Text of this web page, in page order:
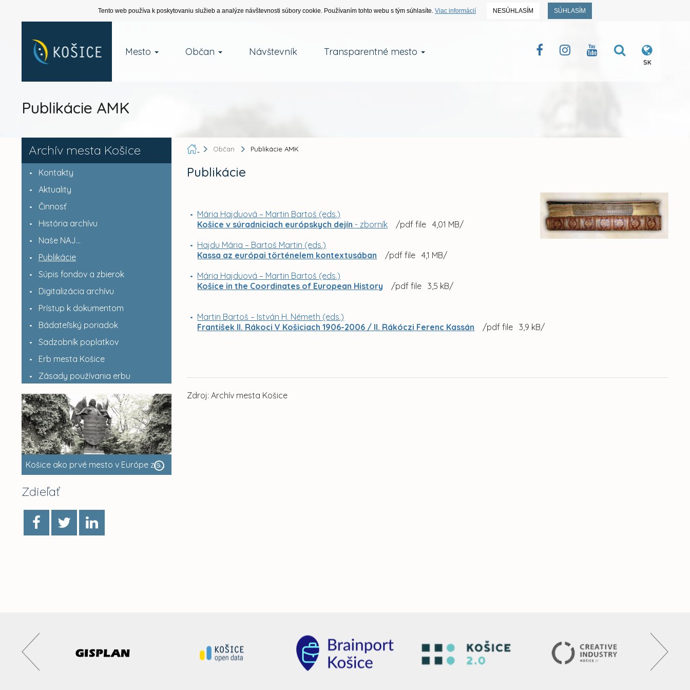
Tento web používa k poskytovaniu služieb a analýze návštevnosti súbory cookie. Používaním tohto webu s tým súhlasíte. Viac informácií NESÚHLASÍM SÚHLASÍM
Mesto Občan Návštevník Transparentné mesto
SK
Publikácie AMK
Archív mesta Košice
Kontakty
Aktuality
Činnosť
História archívu
Naše NAJ...
Publikácie
Súpis fondov a zbierok
Digitalizácia archívu
Prístup k dokumentom
Bádateľský poriadok
Sadzobník poplatkov
Erb mesta Košice
Zásady používania erbu
Košice ako prvé mesto v Európe získalo vlastný erb
Zdieľať
Občan Publikácie AMK
Publikácie
Mária Hajduová – Martin Bartoš (eds.)
Košice v súradniciach európskych dejín - zborník /pdf file 4,01 MB/
Hajdu Mária – Bartoš Martin (eds.)
Kassa az európai történelem kontextusában /pdf file 4,1 MB/
Mária Hajduová – Martin Bartoš (eds.)
Košice in the Coordinates of European History /pdf file 3,5 kB/
Martin Bartoš – István H. Németh (eds.)
František II. Rákoci V Košiciach 1906-2006 / II. Rákóczi Ferenc Kassán /pdf file 3,9 kB/
Zdroj: Archív mesta Košice